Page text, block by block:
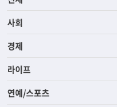
사회
경제
라이프
연예/스포츠